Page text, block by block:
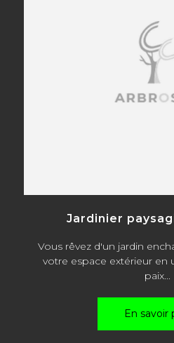
Jardinier
Vous rêvez d'un jardin
votre espace extérieur en
paix...
En savoir